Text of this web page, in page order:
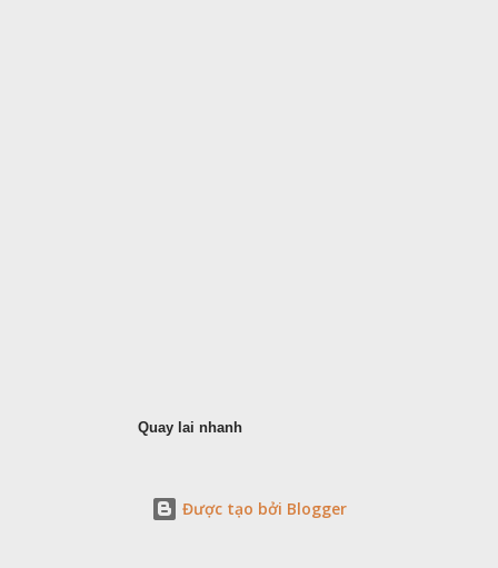
Quay lai nhanh
Được tạo bởi Blogger